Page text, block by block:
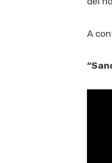
A